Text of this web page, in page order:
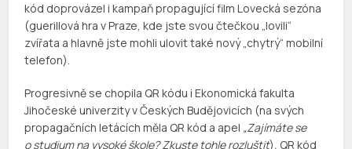
kód doprovázel i kampaň propagující film Lovecká sezóna
(guerillová hra v Praze, kde jste svou čtečkou „lovili“
zvířata a hlavně jste mohli ulovit také nový „chytrý“ mobilní
telefon).
Progresivně se chopila QR kódu i Ekonomická fakulta
Jihočeské univerzity v Českých Budějovicích (na svých
propagačních letácích měla QR kód a apel „Zajímáte se
o studium na vysoké škole? Zkuste tohle rozluštit). QR kód